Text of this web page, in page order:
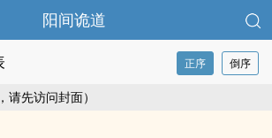
阳间诡道
正序 倒序
先访问封面）